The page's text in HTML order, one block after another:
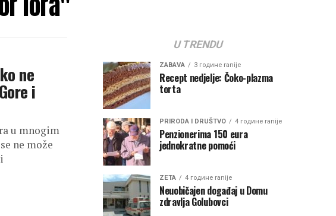
ne
i
u mnogim
ne može
U TRENDU
ZABAVA 3 године ranije
Recept nedjelje: Čoko-plazma
torta
PRIRODA I DRUŠTVO 4 године ranije
Penzionerima 150 eura
jednokratne pomoći
ZETA 4 године ranije
Neuobičajen događaj u Domu
zdravlja Golubovci